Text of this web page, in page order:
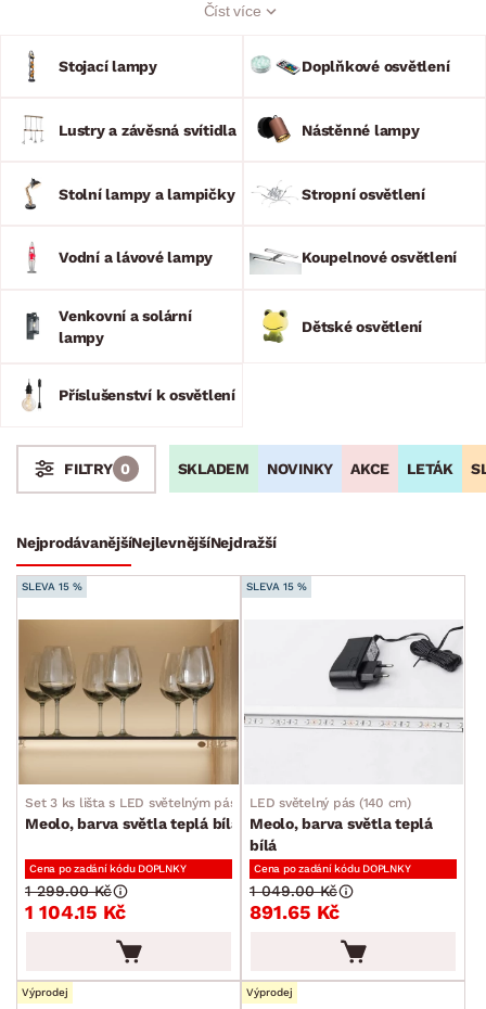
umístění lustru, lampičky či lampy bude nejen praktickým
Vyberte si z naší široké nabídky a dodejte tak svému domovu
Číst více
Stojací lampy Doplňkové osvětlení
Lustry a závěsná svítidla Nástěnné lampy
Stolní lampy a lampičky Stropní osvětlení
Vodní a lávové lampy Koupelnové osvětlení
Venkovní a solární
lampy
Dětské osvětlení
Příslušenství k osvětlení
Dekorace
Zahradní doplňky
Osvětlení
Stojací lampy
Doplňkové osvětlení
Lustry a závěsná svítidla
Stolní lampy a lampičky
Stropní osvětlení
Vodní a lávové lampy
Koupelnové osvětlení
SKLADEM NOVINKY AKCE LETÁK
FILTRY 0
NejprodávanějšíNejlevnějšíNejdražší
SLEVA 15 %
Set 3 ks lišta s LED světelným páskem (42 cm)
Meolo, barva světla teplá bílá
Cena po zadání kódu DOPLNKY
1 104.15 Kč
1 299.00 Kč
SLEVA 15 %
LED světelný pás (140 cm)
Meolo, barva světla teplá
bílá
Cena po zadání kódu DOPLNKY
891.65 Kč
1 049.00 Kč
Výprodej Výprodej